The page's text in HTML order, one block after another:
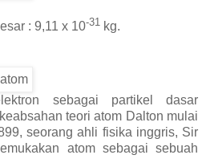
: 9,11 x 10-31 kg.
sebagai partikel dasar
teori atom Dalton mulai
seorang ahli fisika inggris, Sir
atom sebagai sebuah